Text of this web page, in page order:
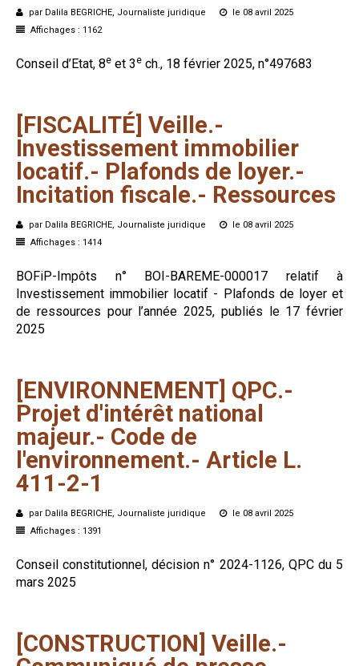
par Dalila BEGRICHE, Journaliste juridique
le 08 avril 2025
Affichages : 1162
Conseil d’Etat, 8e et 3e ch., 18 février 2025, n°497683
[FISCALITÉ] Veille.-
Investissement immobilier
locatif.- Plafonds de loyer.-
Incitation fiscale.- Ressources
par Dalila BEGRICHE, Journaliste juridique
le 08 avril 2025
Affichages : 1414
BOFiP-Impôts n° BOI-BAREME-000017 relatif à
Investissement immobilier locatif - Plafonds de loyer et
de ressources pour l’année 2025, publiés le 17 février
2025
[ENVIRONNEMENT] QPC.-
Projet d'intérêt national
majeur.- Code de
l'environnement.- Article L.
411-2-1
par Dalila BEGRICHE, Journaliste juridique
le 08 avril 2025
Affichages : 1391
Conseil constitutionnel, décision n° 2024-1126, QPC du 5
mars 2025
[CONSTRUCTION] Veille.-